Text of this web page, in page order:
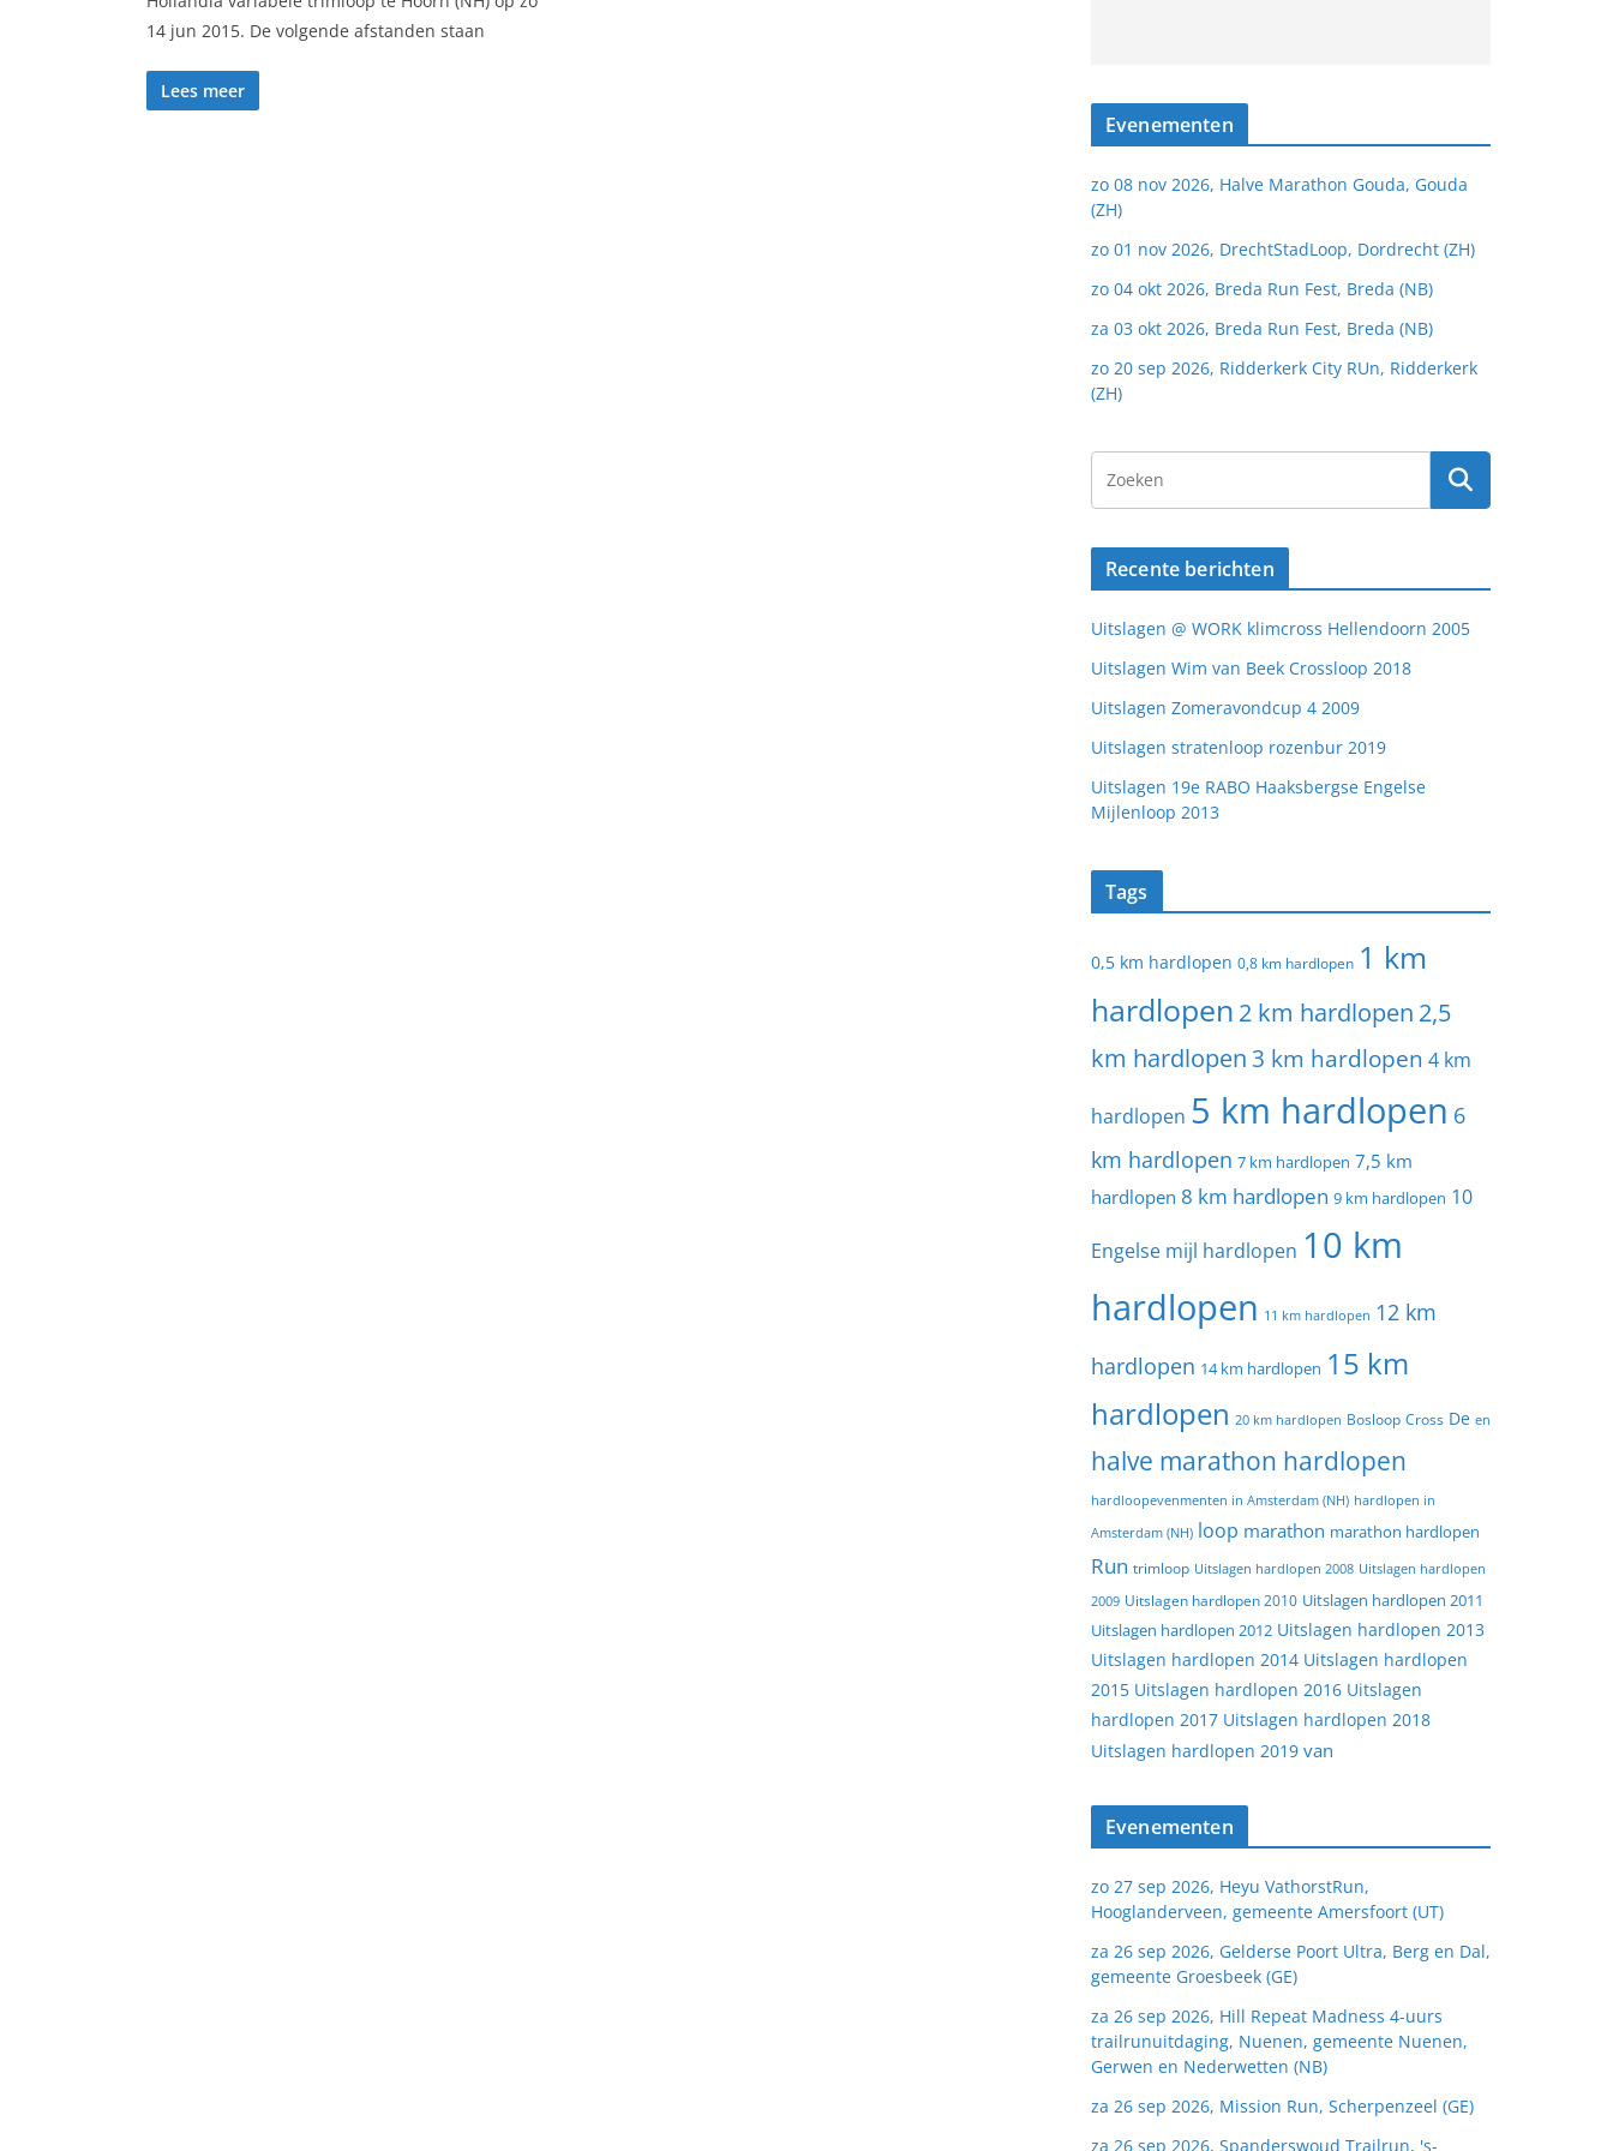
14 jun 2015. De volgende afstanden staan
Lees meer
Evenementen
zo 08 nov 2026, Halve Marathon Gouda, Gouda
(ZH)
zo 01 nov 2026, DrechtStadLoop, Dordrecht (ZH)
zo 04 okt 2026, Breda Run Fest, Breda (NB)
za 03 okt 2026, Breda Run Fest, Breda (NB)
zo 20 sep 2026, Ridderkerk City RUn, Ridderkerk
(ZH)
Recente berichten
Uitslagen @ WORK klimcross Hellendoorn 2005
Uitslagen Wim van Beek Crossloop 2018
Uitslagen Zomeravondcup 4 2009
Uitslagen stratenloop rozenbur 2019
Uitslagen 19e RABO Haaksbergse Engelse
Mijlenloop 2013
Tags
0,5 km hardlopen 0,8 km hardlopen 1 km
hardlopen 2 km hardlopen 2,5
km hardlopen 3 km hardlopen 4 km
hardlopen 5 km hardlopen 6
km hardlopen 7 km hardlopen 7,5 km
hardlopen 8 km hardlopen 9 km hardlopen 10
Engelse mijl hardlopen 10 km
hardlopen 11 km hardlopen 12 km
hardlopen 14 km hardlopen 15 km
hardlopen 20 km hardlopen Bosloop Cross De en
halve marathon hardlopen
hardloopevenmenten in Amsterdam (NH) hardlopen in
Amsterdam (NH) loop marathon marathon hardlopen
Run trimloop Uitslagen hardlopen 2008 Uitslagen hardlopen
2009 Uitslagen hardlopen 2010 Uitslagen hardlopen 2011
Uitslagen hardlopen 2012 Uitslagen hardlopen 2013
Uitslagen hardlopen 2014 Uitslagen hardlopen
2015 Uitslagen hardlopen 2016 Uitslagen
hardlopen 2017 Uitslagen hardlopen 2018
Uitslagen hardlopen 2019 van
Evenementen
zo 27 sep 2026, Heyu VathorstRun,
Hooglanderveen, gemeente Amersfoort (UT)
za 26 sep 2026, Gelderse Poort Ultra, Berg en Dal,
gemeente Groesbeek (GE)
za 26 sep 2026, Hill Repeat Madness 4-uurs
trailrunuitdaging, Nuenen, gemeente Nuenen,
Gerwen en Nederwetten (NB)
za 26 sep 2026, Mission Run, Scherpenzeel (GE)
za 26 sep 2026, Spanderswoud Trailrun, 's-